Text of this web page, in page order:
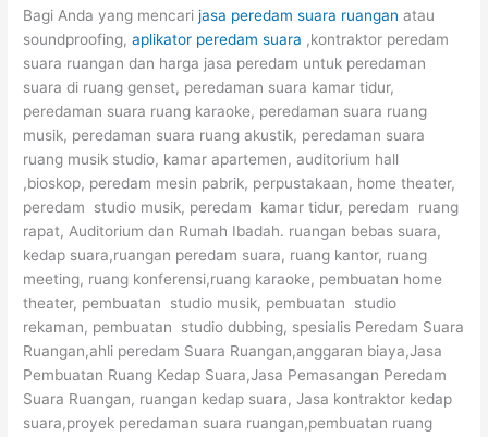
Bagi Anda yang mencarijasa peredam suara ruangan atau
soundproofing,aplikator peredam suara ,kontraktor peredam
suara ruangan dan harga jasa peredam untuk peredaman
suara di ruang genset, peredaman suara kamar tidur,
peredaman suara ruang karaoke, peredaman suara ruang
musik, peredaman suara ruang akustik, peredaman suara
ruang musik studio, kamar apartemen, auditorium hall
,bioskop, peredam mesin pabrik, perpustakaan, home theater,
peredam studio musik, peredam kamar tidur, peredam ruang
rapat, Auditorium dan Rumah Ibadah. ruangan bebas suara,
kedap suara,ruangan peredam suara, ruang kantor, ruang
meeting, ruang konferensi,ruang karaoke, pembuatan home
theater, pembuatan studio musik, pembuatan studio
rekaman, pembuatan studio dubbing, spesialis Peredam Suara
Ruangan,ahli peredam Suara Ruangan,anggaran biaya,Jasa
Pembuatan Ruang Kedap Suara,Jasa Pemasangan Peredam
Suara Ruangan, ruangan kedap suara, Jasa kontraktor kedap
suara,proyek peredaman suara ruangan,pembuatan ruang